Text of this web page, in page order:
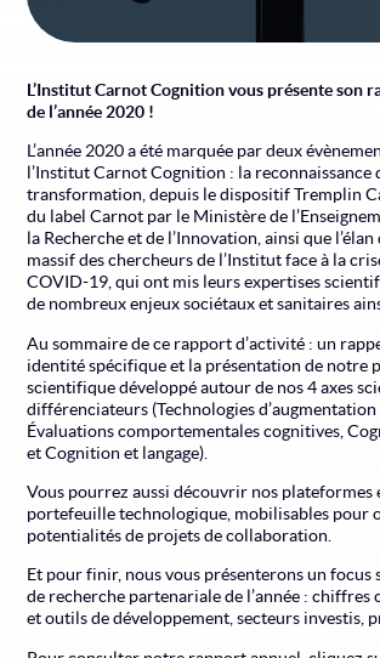
L’Institut Carnot Cognition vous présente son
de l’année 2020 !
L’année 2020 a été marquée par deux
l’Institut Carnot Cognition : la reconnaissance
transformation, depuis le dispositif Tremplin
du label Carnot par le Ministère de
la Recherche et de l’Innovation, ainsi que
massif des chercheurs de l’Institut face à la
COVID-19, qui ont mis leurs expertises
de nombreux enjeux sociétaux et sanitaires
Au sommaire de ce rapport d’activité : un
identité spécifique et la présentation de notre
scientifique développé autour de nos 4 axes
différenciateurs (Technologies d’augmentation
Évaluations comportementales cognitives,
et Cognition et langage).
Vous pourrez aussi découvrir nos plateformes
portefeuille technologique, mobilisables pour
potentialités de projets de collaboration.
Et pour finir, nous vous présenterons un focus
de recherche partenariale de l’année : chiffres
et outils de développement, secteurs investis,